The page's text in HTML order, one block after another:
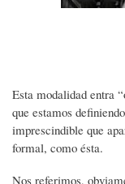
Esta modalidad entra
que estamos
imprescindible que
formal, como ésta.
Nos referimos,